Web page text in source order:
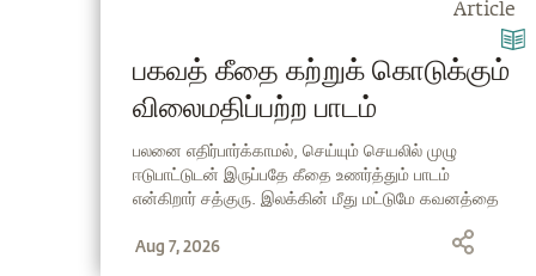
Article
பகவத் கீதை கற்றுக் கொடுக்கும்
விலைமதிப்பற்ற பாடம்
பலனை எதிர்பார்க்காமல், செய்யும் செயலில் முழு
ஈடுபாட்டுடன் இருப்பதே கீதை உணர்த்தும் பாடம்
என்கிறார் சத்குரு. இலக்கின் மீது மட்டுமே கவனத்தை
குறைத்துவிடும். அதனால், இலக்கை நோக்கிய
Aug 7, 2026